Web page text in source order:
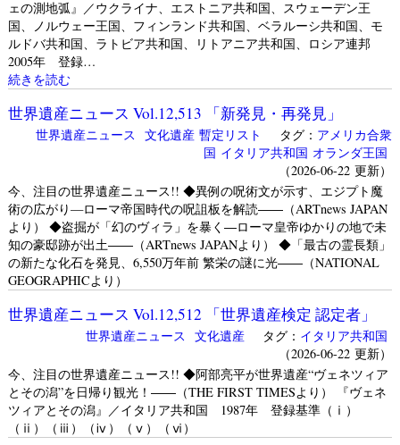
ェの測地弧』／ウクライナ、エストニア共和国、スウェーデン王
国、ノルウェー王国、フィンランド共和国、ベラルーシ共和国、モ
ルドバ共和国、ラトビア共和国、リトアニア共和国、ロシア連邦
2005年 登録…
続きを読む
世界遺産ニュース Vol.12,513 「新発見・再発見」
世界遺産ニュース 文化遺産 暫定リスト タグ： アメリカ合衆
国 イタリア共和国 オランダ王国
（2026-06-22 更新）
今、注目の世界遺産ニュース!! ◆異例の呪術文が示す、エジプト魔
術の広がり—ローマ帝国時代の呪詛板を解読――（ARTnews JAPAN
より） ◆盗掘が「幻のヴィラ」を暴く―ローマ皇帝ゆかりの地で未
知の豪邸跡が出土――（ARTnews JAPANより） ◆「最古の霊長類」
の新たな化石を発見、6,550万年前 繁栄の謎に光――（NATIONAL
GEOGRAPHICより）
世界遺産ニュース Vol.12,512 「世界遺産検定 認定者」
世界遺産ニュース 文化遺産タグ： イタリア共和国
（2026-06-22 更新）
今、注目の世界遺産ニュース!! ◆阿部亮平が世界遺産“ヴェネツィア
とその潟”を日帰り観光！――（THE FIRST TIMESより） 『ヴェネ
ツィアとその潟』／イタリア共和国 1987年 登録基準（ⅰ）
（ⅱ）（ⅲ）（ⅳ）（ⅴ）（ⅵ）